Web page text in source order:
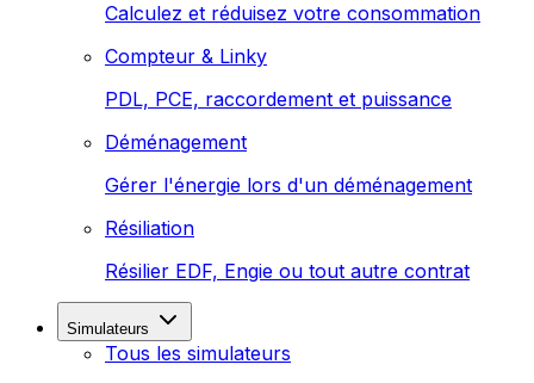
Calculez et réduisez votre consommation
Compteur & Linky
PDL, PCE, raccordement et puissance
Déménagement
Gérer l'énergie lors d'un déménagement
Résiliation
Résilier EDF, Engie ou tout autre contrat
Simulateurs
Tous les simulateurs